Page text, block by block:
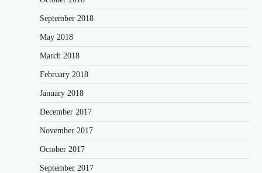
September 2018
May 2018
March 2018
February 2018
January 2018
December 2017
November 2017
October 2017
September 2017